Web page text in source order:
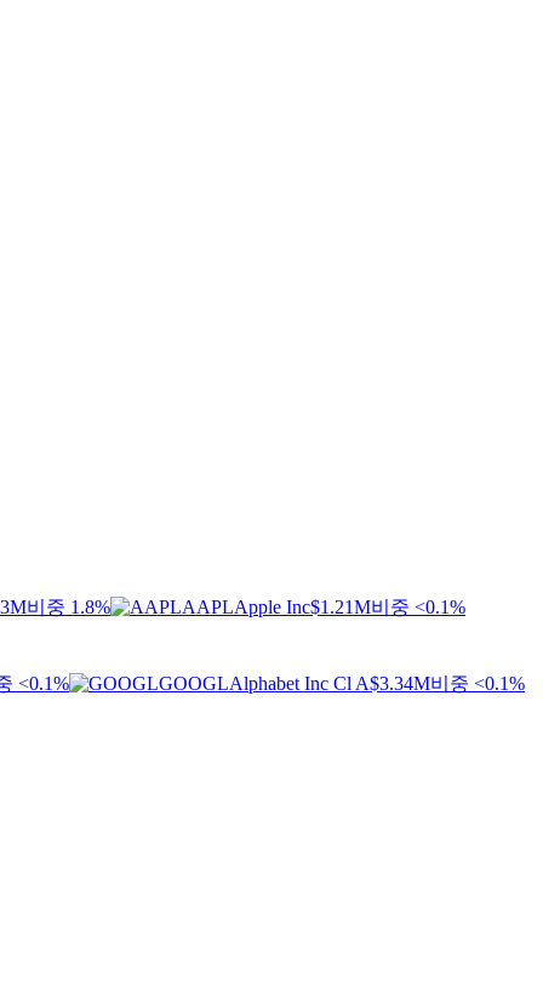
비중 1.8% AAPLApple Inc$1.21M비중 <0.1%
<0.1% GOOGLAlphabet Inc Cl A$3.34M비중 <0.1%